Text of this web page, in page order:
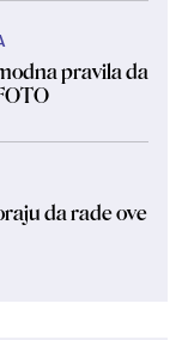
pravila da
da rade ove